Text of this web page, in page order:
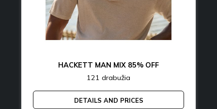
HACKETT MAN MIX 85% OFF
121 drabužia
DETAILS AND PRICES